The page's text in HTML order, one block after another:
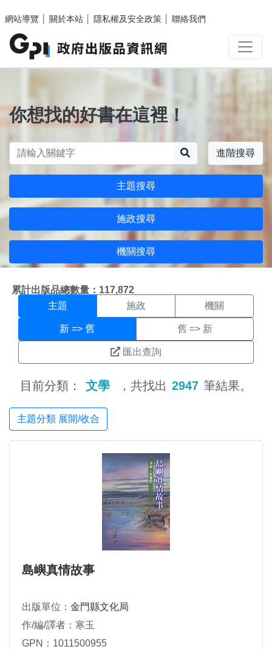
網站導覽
關於本站 隱私權及安全政策 聯絡我們
你想找的好書在這裡！
進階搜尋
主題搜尋
施政搜尋
機關搜尋
累計出版品總數量：117,872
主題搜尋結果頁面
主題 施政 機關
新 => 舊 舊 => 新
匯出查詢
目前分類： 文學 ，共找出 2947 筆結果。
主題分類 展開/收合
島嶼真情故事
出版單位： 金門縣文化局
作/編/譯者：寒玉
GPN：1011500955